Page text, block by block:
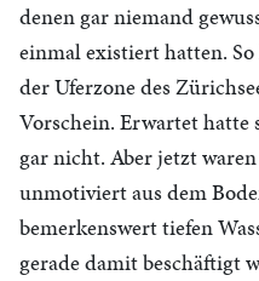
denen gar niemand
einmal existiert hatten.
der Uferzone des
Vorschein. Erwartet hatte
gar nicht. Aber jetzt
unmotiviert aus dem
bemerkenswert tiefen
gerade damit beschäftigt